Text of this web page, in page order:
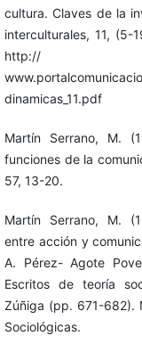
cultura. Claves de la
interculturales, 11,
http://
dinamicas_11.pdf
Martín Serrano, M.
funciones de la
57, 13-20.
Martín Serrano, M.
entre acción y
A. Pérez- Agote
Escritos de teoría
Zúñiga (pp. 671-682).
Sociológicas.